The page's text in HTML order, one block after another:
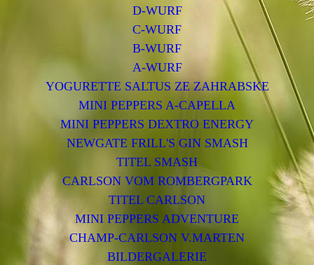
D-WURF
C-WURF
B-WURF
A-WURF
YOGURETTE SALTUS ZE ZAHRABSKE
MINI PEPPERS A-CAPELLA
MINI PEPPERS DEXTRO ENERGY
NEWGATE FRILL'S GIN SMASH
TITEL SMASH
CARLSON VOM ROMBERGPARK
TITEL CARLSON
MINI PEPPERS ADVENTURE
CHAMP-CARLSON V.MARTEN
BILDERGALERIE